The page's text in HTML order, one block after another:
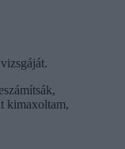
kimaxoltam,